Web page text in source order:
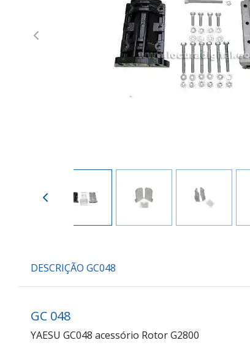
Previous
DESCRIÇÃO GC048
GC 048
YAESU GC048 acessório Rotor G2800